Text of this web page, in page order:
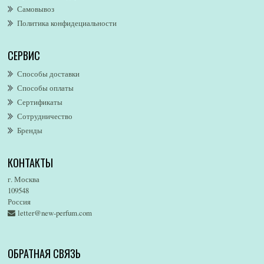
Alfred Ritchy
Alfred Sung
AllSaints
Alsayad
Altaia
Alvarez Gomez
Alviero Martini
Alyson Oldoini
American Eagle
Amore Segreto
Amorino
Amouage
Amzan
Самовывоз
Политика конфидециальности
СЕРВИС
Способы доставки
Способы оплаты
Сертификаты
Сотрудничество
Бренды
КОНТАКТЫ
г. Москва
109548
Россия
letter@new-perfum.com
ОБРАТНАЯ СВЯЗЬ